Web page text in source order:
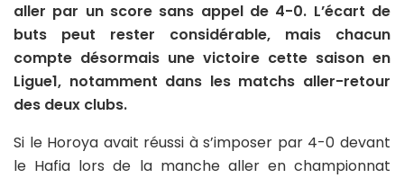
aller par un score sans appel de 4-0. L’écart de
buts peut rester considérable, mais chacun
compte désormais une victoire cette saison en
Ligue1, notamment dans les matchs aller-retour
des deux clubs.
Si le Horoya avait réussi à s’imposer par 4-0 devant
le Hafia lors de la manche aller en championnat